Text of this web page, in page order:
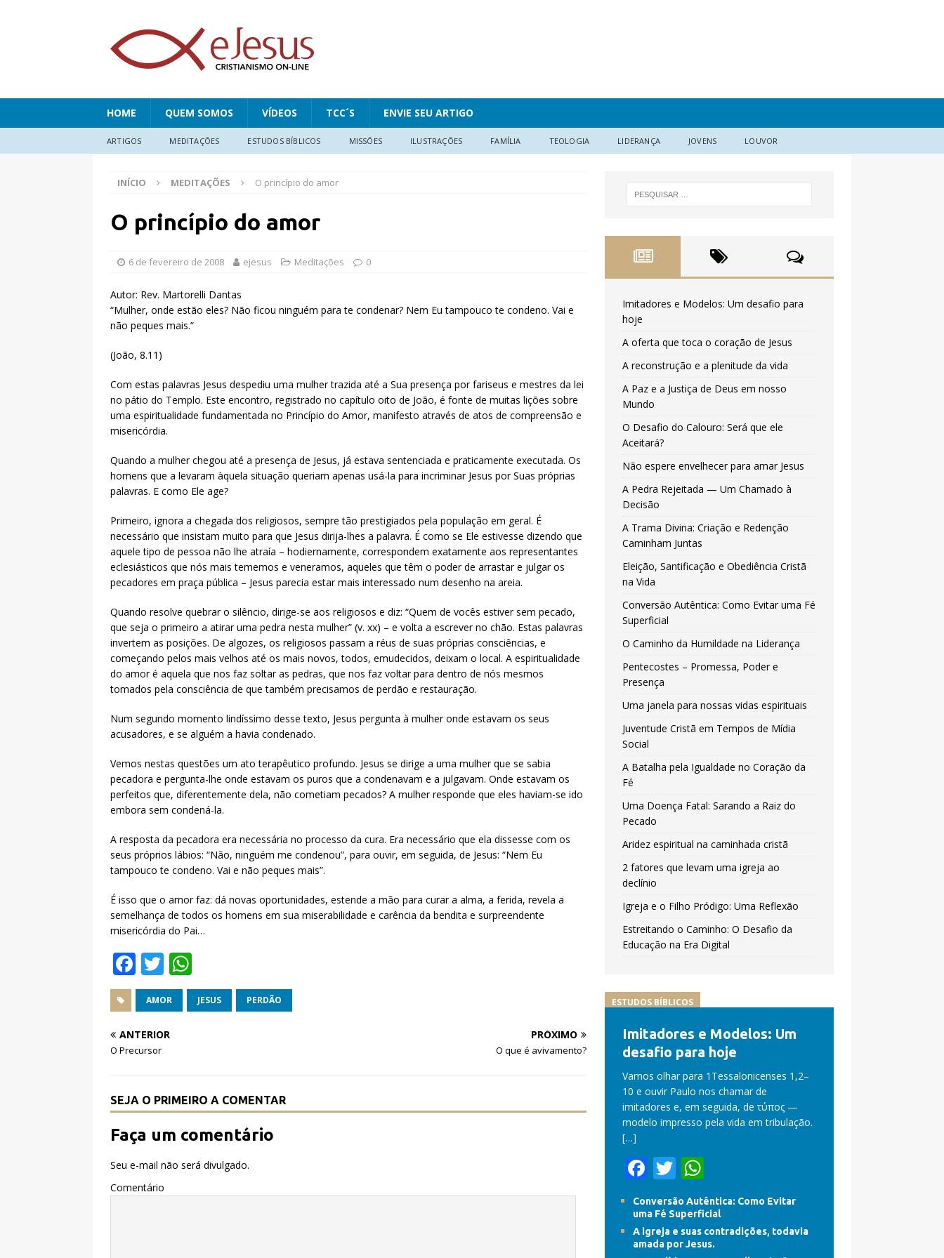
HOME QUEM SOMOS VÍDEOS TCC´S ENVIE SEU ARTIGO
ARTIGOS MEDITAÇÕES ESTUDOS BÍBLICOS MISSÕES ILUSTRAÇÕES FAMÍLIA TEOLOGIA LIDERANÇA JOVENS LOUVOR
INÍCIO MEDITAÇÕES O princípio do amor
O princípio do amor
6 de fevereiro de 2008 ejesus Meditações 0
Autor: Rev. Martorelli Dantas
“Mulher, onde estão eles? Não ficou ninguém para te condenar? Nem Eu tampouco te condeno. Vai e
não peques mais.”
(João, 8.11)
Com estas palavras Jesus despediu uma mulher trazida até a Sua presença por fariseus e mestres da lei
no pátio do Templo. Este encontro, registrado no capítulo oito de João, é fonte de muitas lições sobre
uma espiritualidade fundamentada no Princípio do Amor, manifesto através de atos de compreensão e
misericórdia.
Quando a mulher chegou até a presença de Jesus, já estava sentenciada e praticamente executada. Os
homens que a levaram àquela situação queriam apenas usá-la para incriminar Jesus por Suas próprias
palavras. E como Ele age?
Primeiro, ignora a chegada dos religiosos, sempre tão prestigiados pela população em geral. É
necessário que insistam muito para que Jesus dirija-lhes a palavra. É como se Ele estivesse dizendo que
aquele tipo de pessoa não lhe atraía – hodiernamente, correspondem exatamente aos representantes
eclesiásticos que nós mais tememos e veneramos, aqueles que têm o poder de arrastar e julgar os
pecadores em praça pública – Jesus parecia estar mais interessado num desenho na areia.
Quando resolve quebrar o silêncio, dirige-se aos religiosos e diz: “Quem de vocês estiver sem pecado,
que seja o primeiro a atirar uma pedra nesta mulher” (v. xx) – e volta a escrever no chão. Estas palavras
invertem as posições. De algozes, os religiosos passam a réus de suas próprias consciências, e
começando pelos mais velhos até os mais novos, todos, emudecidos, deixam o local. A espiritualidade
do amor é aquela que nos faz soltar as pedras, que nos faz voltar para dentro de nós mesmos
tomados pela consciência de que também precisamos de perdão e restauração.
Num segundo momento lindíssimo desse texto, Jesus pergunta à mulher onde estavam os seus
acusadores, e se alguém a havia condenado.
Vemos nestas questões um ato terapêutico profundo. Jesus se dirige a uma mulher que se sabia
pecadora e pergunta-lhe onde estavam os puros que a condenavam e a julgavam. Onde estavam os
perfeitos que, diferentemente dela, não cometiam pecados? A mulher responde que eles haviam-se ido
embora sem condená-la.
A resposta da pecadora era necessária no processo da cura. Era necessário que ela dissesse com os
seus próprios lábios: “Não, ninguém me condenou”, para ouvir, em seguida, de Jesus: “Nem Eu
tampouco te condeno. Vai e não peques mais”.
É isso que o amor faz: dá novas oportunidades, estende a mão para curar a alma, a ferida, revela a
semelhança de todos os homens em sua miserabilidade e carência da bendita e surpreendente
misericórdia do Pai…
F
a
c
e
b
o
k
T
w
it
te
h
at
p
AMOR JESUS PERDÃO
ANTERIOR
O Precursor
PRÓXIMO
O que é avivamento?
SEJA O PRIMEIRO A COMENTAR
Faça um comentário
Seu e-mail não será divulgado.
Comentário
Imitadores e Modelos: Um desafio para
hoje
A oferta que toca o coração de Jesus
A reconstrução e a plenitude da vida
A Paz e a Justiça de Deus em nosso
Mundo
O Desafio do Calouro: Será que ele
Aceitará?
Não espere envelhecer para amar Jesus
A Pedra Rejeitada — Um Chamado à
Decisão
A Trama Divina: Criação e Redenção
Caminham Juntas
Eleição, Santificação e Obediência Cristã
na Vida
Conversão Autêntica: Como Evitar uma Fé
Superficial
O Caminho da Humildade na Liderança
Pentecostes – Promessa, Poder e
Presença
Uma janela para nossas vidas espirituais
Juventude Cristã em Tempos de Mídia
Social
A Batalha pela Igualdade no Coração da
Fé
Uma Doença Fatal: Sarando a Raiz do
Pecado
Aridez espiritual na caminhada cristã
2 fatores que levam uma igreja ao
declínio
Igreja e o Filho Pródigo: Uma Reflexão
Estreitando o Caminho: O Desafio da
Educação na Era Digital
ESTUDOS BÍBLICOS
Imitadores e Modelos: Um
desafio para hoje
Vamos olhar para 1Tessalonicenses 1,2–
10 e ouvir Paulo nos chamar de
imitadores e, em seguida, de τύπος —
modelo impresso pela vida em tribulação.
[…]
F
e
b
T
w
itt
er
W
h
at
s
Conversão Autêntica: Como Evitar
uma Fé Superficial
A igreja e suas contradições, todavia
amada por Jesus.